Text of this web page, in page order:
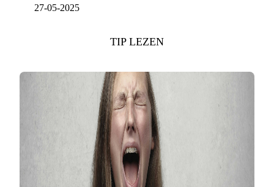
27-05-2025
TIP LEZEN